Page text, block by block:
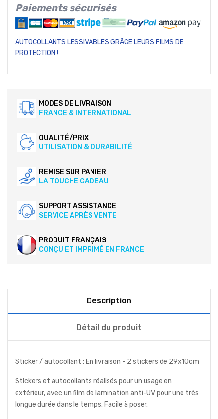
Paiements sécurisés
AUTOCOLLANTS LESSIVABLES GRÂCE LEURS FILMS DE
PROTECTION !
MODES DE LIVRAISON
FRANCE & INTERNATIONAL
QUALITÉ/PRIX
UTILISATION & DURABILITÉ
REMISE SUR PANIER
LA TOUCHE CADEAU
SUPPORT ASSISTANCE
SERVICE APRÈS VENTE
PRODUIT FRANÇAIS
CONÇU ET IMPRIMÉ EN FRANCE
Description
Détail du produit
Sticker / autocollant : En livraison - 2 stickers de 29x10cm
Stickers et autocollants réalisés pour un usage en
extérieur, avec un film de lamination anti-UV pour une très
longue durée dans le temps. Facile à poser.